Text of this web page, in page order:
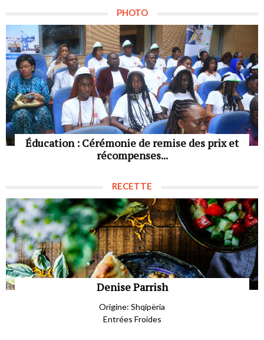
PHOTO
Éducation : Cérémonie de remise des prix et
récompenses...
RECETTE
Denise Parrish
Origine: Shqipëria
Entrées Froides